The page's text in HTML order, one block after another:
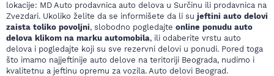
lokacije: MD Auto prodavnica auto delova u Surčinu ili prodavnica na
Zvezdari. Ukoliko želite da se informišete da li su jeftini auto delovi
zaista toliko povoljni, slobodno pogledajte online ponudu auto
delova klikom na marku automobila, ili odaberite vrstu auto
delova i pogledajte koji su sve rezervni delovi u ponudi. Pored toga
što imamo najjeftinije auto delove na teritoriji Beograda, nudimo i
kvalitetnu a jeftinu opremu za vozila. Auto delovi Beograd.